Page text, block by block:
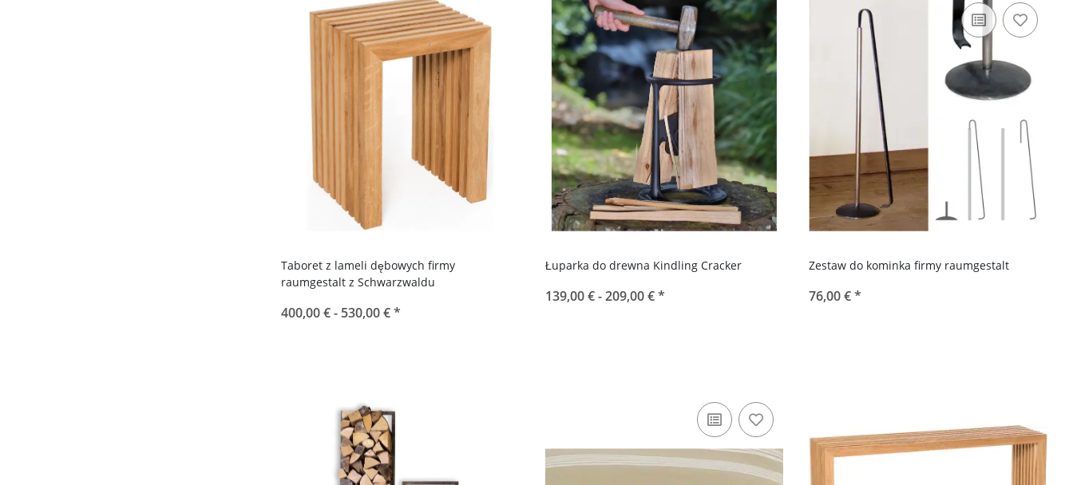
Taboret z lameli dębowych firmy
raumgestalt z Schwarzwaldu
400,00 € - 530,00 €*
Łuparka do drewna Kindling Cracker
139,00 € -209,00 €*
Zestaw do kominka firmy raumgestalt
76,00 €*